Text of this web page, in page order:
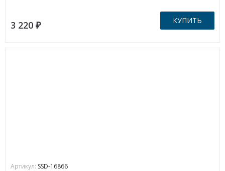
3 220 ₽ КУПИТЬ
Артикул: SSD-16866